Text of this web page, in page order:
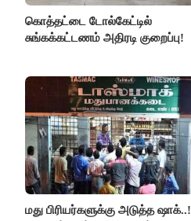
கொத்தட்டை டோல்கேட்டில்
சுங்கக்கட்டணம் அதிரடி குறைப்பு!
மது பிரியர்களுக்கு அடுத்த ஷாக்..!